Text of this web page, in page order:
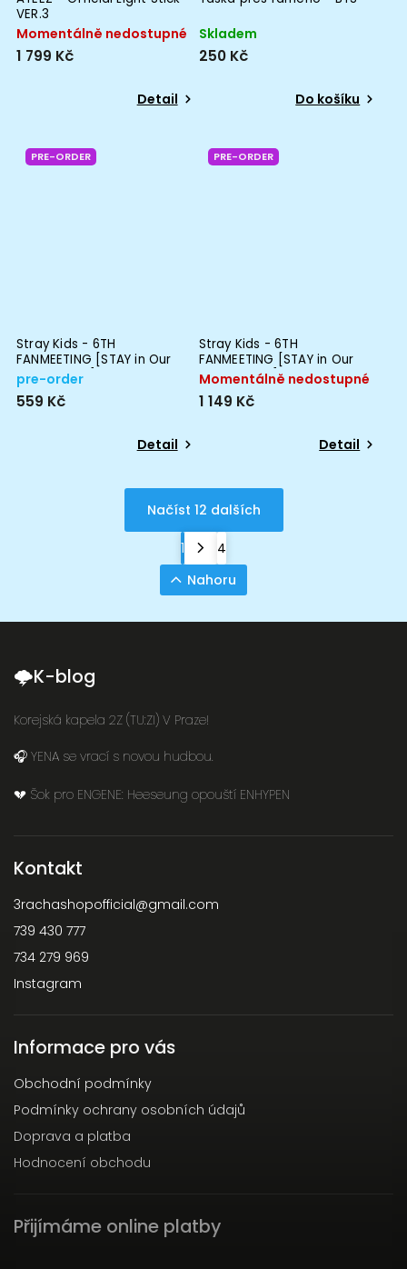
VER.3
Momentálně nedostupné
1 799 Kč
Detail
Skladem
250 Kč
Do košíku
PRE-ORDER
Stray Kids - 6TH
FANMEETING [STAY in Our
Little House] SKZOO SECRET
PLUSH MICRO Ver.
pre-order
559 Kč
Detail
PRE-ORDER
Stray Kids - 6TH
FANMEETING [STAY in Our
Little House] SKZOO PLUSH
VOICE Ver.
Momentálně nedostupné
1 149 Kč
Detail
Načíst 12 dalších
1
4
Nahoru
🌩K-blog
Korejská kapela 2Z (TU:ZI) V Praze!
🎧 YENA se vrací s novou hudbou.
💔 Šok pro ENGENE: Heeseung opouští ENHYPEN
Kontakt
3rachashopofficial@gmail.com
739 430 777
734 279 969
Instagram
Informace pro vás
Obchodní podmínky
Podmínky ochrany osobních údajů
Doprava a platba
Hodnocení obchodu
Přijímáme online platby